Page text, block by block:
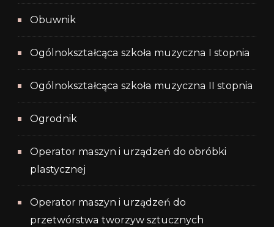
Obuwnik
Ogólnokształcąca szkoła muzyczna I stopnia
Ogólnokształcąca szkoła muzyczna II stopnia
Ogrodnik
Operator maszyn i urządzeń do obróbki
plastycznej
Operator maszyn i urządzeń do
przetwórstwa tworzyw sztucznych